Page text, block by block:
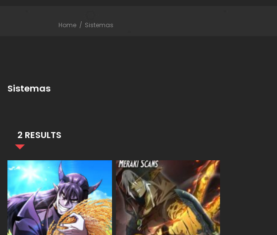
Home Sistemas
Sistemas
2 RESULTS